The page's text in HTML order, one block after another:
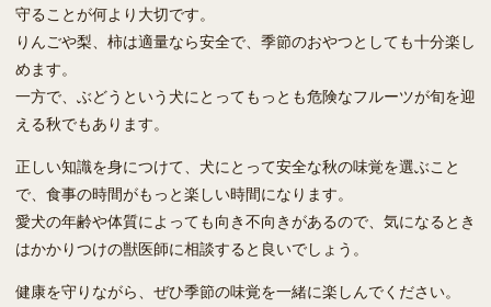
守ることが何より大切です。
りんごや梨、柿は適量なら安全で、季節のおやつとしても十分楽し
めます。
一方で、ぶどうという犬にとってもっとも危険なフルーツが旬を迎
える秋でもあります。
正しい知識を身につけて、犬にとって安全な秋の味覚を選ぶこと
で、食事の時間がもっと楽しい時間になります。
愛犬の年齢や体質によっても向き不向きがあるので、気になるとき
はかかりつけの獣医師に相談すると良いでしょう。
健康を守りながら、ぜひ季節の味覚を一緒に楽しんでください。